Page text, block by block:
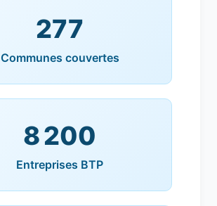
277
Communes couvertes
8 200
Entreprises BTP